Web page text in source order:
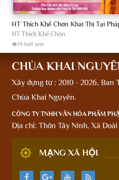
HT Thích Khế Chơn
74 lượt xem
CHÙA KHAI
Xây dựng từ : 2010 - 2026, Ban
Chùa Khai Nguyên.
CÔNG TY TNHH VĂN HÓA PHẨM
Địa chỉ: Thôn Tây Ninh, Xã Đoài
MẠNG XÃ HỘI